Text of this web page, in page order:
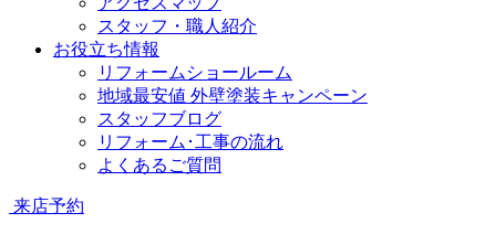
スタッフ・職人紹介
お役立ち情報
リフォームショールーム
地域最安値 外壁塗装キャンペーン
スタッフブログ
リフォーム･工事の流れ
よくあるご質問
来店予約